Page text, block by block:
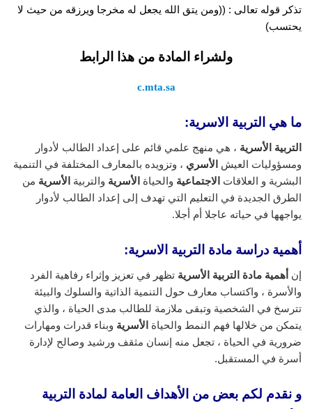
تذكر قوله تعالى : ((ومن يتق الله يجعل له مخرجا ويرزقه من حيث لا
يحتسب)
ولشراء المادة من هذا الرابط
c.mta.sa
ما هي التربية الاسرية:
التربية الأسرية ، هي منهج علمي قائم على إعداد الطالب لأدوار
ومسؤوليات العيش
الأسري ، وتزويده بالمعارف المختلفة في التنمية
البشرية و العلاقات
الاجتماعية والحياة الأسرية والتربية الأسرية من
الطرق الجديدة في التعليم التي تهدف إلى إعداد الطالب لأدوار
يواجهها في حياته عاجلا أم أجلا.
أهمية دراسة مادة التربية الاسرية:
إن أهمية مادة التربية الأسرية تظهر في تعزيز وإثراء رفاهية الفرد
والأسرة ، واكتساب معارف حول التنمية الذاتية والسلوك والبيئة
تترسخ في الشخصية وتبقى ملازمة للطالب مدى الحياة ، والذي
يتمكن من خلالها فهم النمط والحياة الأسرية وبناء قدرات ومهارات
ضرورية في الحياة ، تجعل منه إنسان مثقف ورشيد وصالح لإدارة
أسرة في المستقبل.
و نقدم لكم بعض من الأهداف العامة لمادة التربية